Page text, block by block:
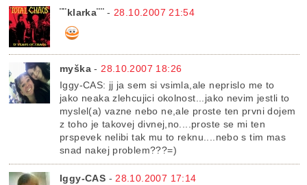
¨¨klarka¨¨- 28.10.2007 21:54
myška - 28.10.2007 18:26
Iggy-CAS: jj ja sem si vsimla,ale neprislo me to
jako neaka zlehcujici okolnost...jako nevim jestli to
myslel(a) vazne nebo ne,ale proste ten prvni dojem
z toho je takovej divnej,no....proste se mi ten
prspevek nelibi tak mu to reknu....nebo s tim mas
snad nakej problem???=)
Iggy-CAS - 28.10.2007 17:14